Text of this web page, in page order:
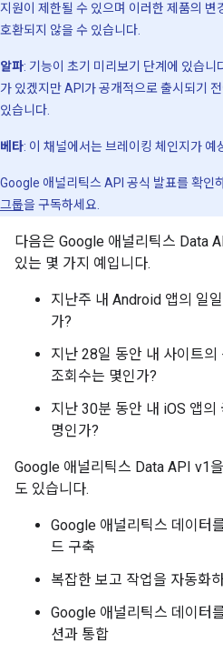
지원이 제한될 수 있으며 이러한 제품의 변
호환되지 않을 수 있습니다.
알파: 기능이 초기 미리보기 단계에 있습니
가 있겠지만 API가 공개적으로 출시되기
있습니다.
베타: 이 채널에서는 브레이킹 체인지가 예
Google 애널리틱스 API 공식 발표를 확인
그룹을 구독하세요.
다음은 Google 애널리틱스 Data
있는 몇 가지 예입니다.
지난주 내 Android 앱의 일
가?
지난 28일 동안 내 사이트의
조회수는 몇인가?
지난 30분 동안 내 iOS 앱의
명인가?
Google 애널리틱스 Data API v1
도 있습니다.
Google 애널리틱스 데이터
드 구축
복잡한 보고 작업을 자동화
Google 애널리틱스 데이터
션과 통합